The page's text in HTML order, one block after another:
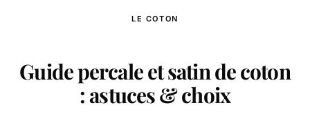
LE COTON
Guide percale et satin de coton
: astuces & choix